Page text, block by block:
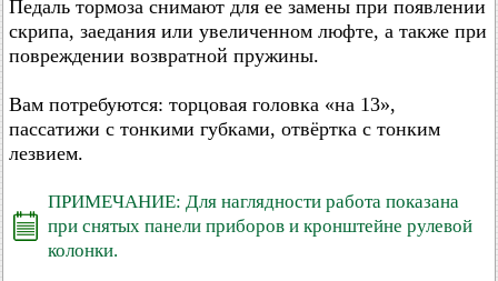
Педаль тормоза снимают для ее замены при появлении
скрипа, заедания или увеличенном люфте, а также при
повреждении возвратной пружины.
Вам потребуются: торцовая головка «на 13»,
пассатижи с тонкими губками, отвёртка с тонким
лезвием.
ПРИМЕЧАНИЕ: Для наглядности работа показана
при снятых панели приборов и кронштейне рулевой
колонки.